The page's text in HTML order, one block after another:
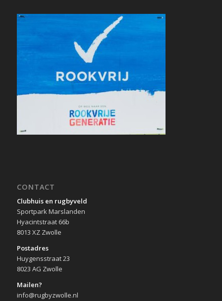
CONTACT
Clubhuis en rugbyveld
Sportpark Marslanden
Hyacintstraat 66b
8013 XZ Zwolle
Postadres
Huygensstraat 23
8023 AG Zwolle
Mailen?
info@rugbyzwolle.nl